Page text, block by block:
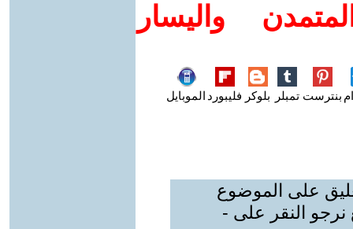
واليسار
بنترست تمبلر بلوكر فليبورد الموبايل
على الموضوع
نرجو النقر على -